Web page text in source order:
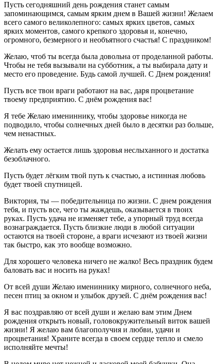
Пусть сегодняшний день рождения станет самым
запоминающимся, самым ярким днем в Вашей жизни! Желаем
всего самого великолепного: самых ярких цветов, самых
ярких моментов, самого крепкого здоровья и, конечно,
огромного, безмерного и необъятного счастья! С праздником!
Желаю, чтоб ты всегда была довольна от проделанной работы.
Чтобы не тебя вызывали на субботник, а ты выбирала дату и
место его проведение. Будь самой лучшей. С Днем рождения!
Пусть все твои враги работают на вас, даря процветание
твоему предприятию. С днём рождения вас!
Я тебе Желаю имениннику, чтобы здоровье никогда не
подводило, чтобы солнечных дней было в десятки раз больше,
чем ненастных.
Желать ему остается лишь здоровья неслыханного и достатка
безоблачного.
Пусть будет лёгким твой путь к счастью, а истинная любовь
будет твоей спутницей.
Виктория, ты — победительница по жизни. С днем рождения
тебя, и пусть все, чего ты жаждешь, оказывается в твоих
руках. Пусть удача не изменяет тебе, а упорный труд всегда
вознаграждается. Пусть близкие люди в любой ситуации
остаются на твоей стороне, а враги исчезают из твоей жизни
так быстро, как это вообще возможно.
Для хорошего человека ничего не жалко! Весь праздник будем
баловать вас и носить на руках!
От всей души Желаю имениннику мирного, солнечного неба,
песен птиц за окном и улыбок друзей. С днём рождения вас!
Я вас поздравляю от всей души и желаю вам этим Днем
рождения открыть новый, головокружительный виток вашей
жизни! Я желаю вам благополучия и любви, удачи и
процветания! Храните всегда в своем сердце тепло и смело
исполняйте мечты!